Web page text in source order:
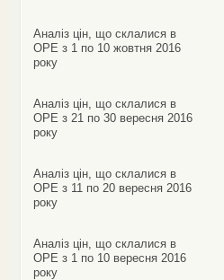
Аналіз цін, що склалися в
ОРЕ з 1 по 10 жовтня 2016
року
Аналіз цін, що склалися в
ОРЕ з 21 по 30 вересня 2016
року
Аналіз цін, що склалися в
ОРЕ з 11 по 20 вересня 2016
року
Аналіз цін, що склалися в
ОРЕ з 1 по 10 вересня 2016
року